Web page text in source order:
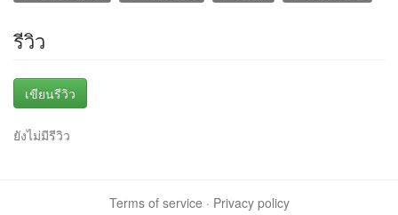
รีวิว
เขียนรีวิว
ยังไม่มีรีวิว
Terms of service · Privacy policy